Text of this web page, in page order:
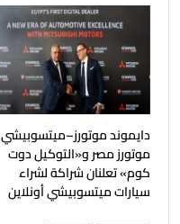
دايموند موتورز–ميتسوبيشي
موتورز مصر و«التوكيل دوت
كوم» تعلنان شراكة لشراء
سيارات ميتسوبيشي أونلاين